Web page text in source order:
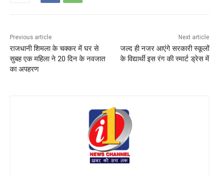
Previous article
राजधानी शिमला के चक्कर में घर से
सुबह एक महिला ने 20 दिन के नवजात
का अपहरण
Next article
जल्द ही नजर आएंगे सरकारी स्कूलों
के विद्यार्थी इस रंग की स्मार्ट ड्रेस में